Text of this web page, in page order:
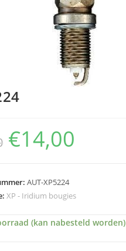
€14,00
AUT-XP5224
XP - Iridium bougies
(kan nabesteld worden)